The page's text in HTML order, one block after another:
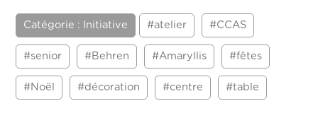
Catégorie : Initiative #atelier #CCAS
#senior #Behren #Amaryllis #fêtes
#Noël #décoration #centre #table